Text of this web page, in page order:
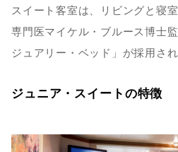
スイート客室は、リビングと寝
専門医マイケル・ブルース博士
ジュアリー・ベッド」が採用さ
ジュニア・スイートの特徴